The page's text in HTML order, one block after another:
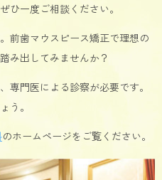
ひ一度ご相談ください。
前歯マウスピース矯正で理想の
み出してみませんか？
専門医による診察が必要です。
う。
のホームページをご覧ください。